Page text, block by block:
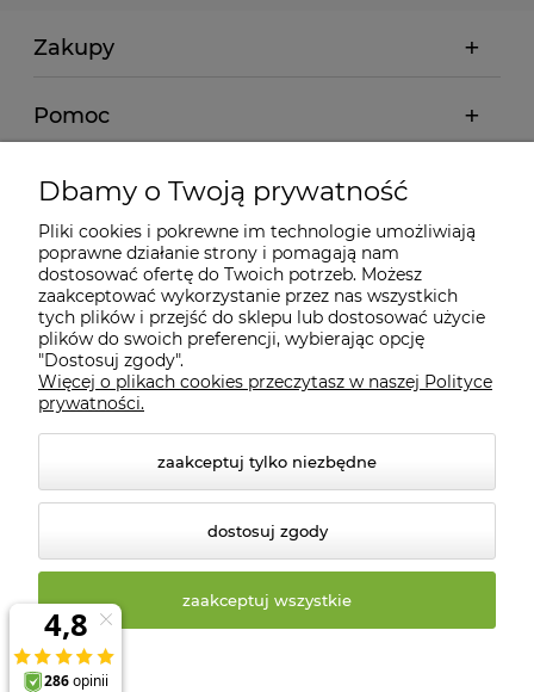
Zakupy
Pomoc
Moje konto
Informacje
O nas
Kontakt
© 2026 biosklep.com.pl. Wszelkie prawa zastrzeżone.
Styl graficzny ShopGadget.pl
Dbamy o Twoją prywatność
Pliki cookies i pokrewne im technologie umożliwiają
poprawne działanie strony i pomagają nam
dostosować ofertę do Twoich potrzeb. Możesz
zaakceptować wykorzystanie przez nas wszystkich
tych plików i przejść do sklepu lub dostosować użycie
plików do swoich preferencji, wybierając opcję
"Dostosuj zgody".
Więcej o plikach cookies przeczytasz w naszej Polityce
prywatności.
zaakceptuj tylko niezbędne
dostosuj zgody
zaakceptuj wszystkie